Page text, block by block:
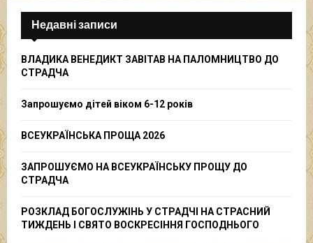
f
r
E
A
Недавні записи
ВЛАДИКА ВЕНЕДИКТ ЗАВІТАВ НА ПАЛОМНИЦТВО ДО
СТРАДЧА
Запрошуємо дітей віком 6-12 років
ВСЕУКРАЇНСЬКА ПРОЩА 2026
ЗАПРОШУЄМО НА ВСЕУКРАЇНСЬКУ ПРОЩУ ДО
СТРАДЧА
РОЗКЛАД БОГОСЛУЖІНЬ У СТРАДЧІ НА СТРАСНИЙ
ТИЖДЕНЬ І СВЯТО ВОСКРЕСІННЯ ГОСПОДНЬОГО